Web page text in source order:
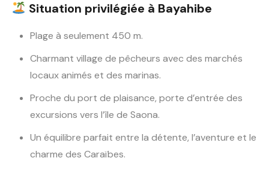
Situation privilégiée à Bayahibe
Plage à seulement 450 m.
Charmant village de pêcheurs avec des marchés
locaux animés et des marinas.
Proche du port de plaisance, porte d’entrée des
excursions vers l’île de Saona.
Un équilibre parfait entre la détente, l’aventure et le
charme des Caraïbes.